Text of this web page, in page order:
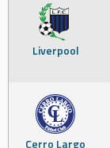
Liverpool
Cerro Largo